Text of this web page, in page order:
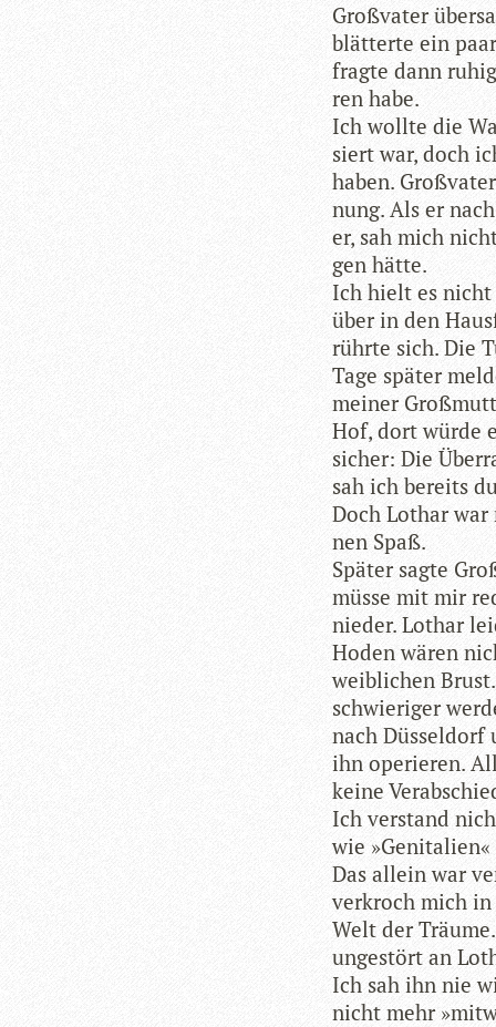
Groß­va­ter
blät­terte ein
fragte dann
ren habe.
Ich wollte die
siert war, doch
haben.
nung. Als er
er, sah mich
gen hätte.
Ich hielt es
über in den
rührte sich. Die
Tage spä­ter
mei­ner
Hof, dort würde
sicher: Die
sah ich bereits
Doch Lothar
nen Spaß.
Spä­ter sagte
müsse mit mir
nie­der. Lothar
Hoden wären
weib­li­chen
schwie­ri­ger
nach Düs­sel­dorf
ihn ope­rie­ren.
keine
Ich ver­stand
wie
Das allein war
ver­kroch mich
Welt der
unge­stört an
Ich sah ihn nie
nicht mehr